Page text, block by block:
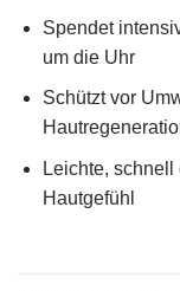
Spendet
um die Uhr
Schützt vor
Leichte,
Hautgefühl